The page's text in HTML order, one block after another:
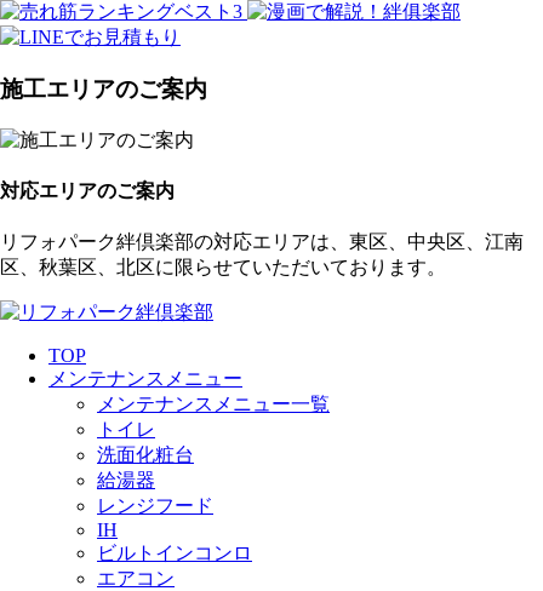
施工エリアのご案内
対応エリアのご案内
リフォパーク絆倶楽部の対応エリアは、東区、中央区、江南
区、秋葉区、北区に限らせていただいております。
TOP
メンテナンスメニュー
メンテナンスメニュー一覧
トイレ
洗面化粧台
給湯器
レンジフード
IH
ビルトインコンロ
エアコン